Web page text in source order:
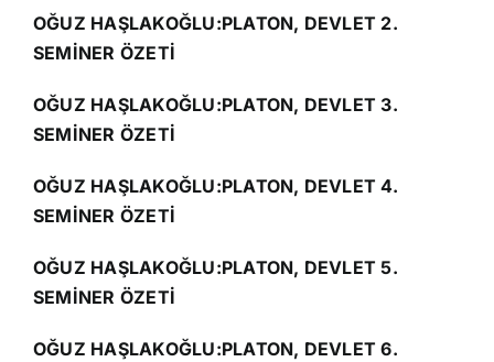
OĞUZ HAŞLAKOĞLU:PLATON, DEVLET 2.
SEMİNER ÖZETİ
OĞUZ HAŞLAKOĞLU:PLATON, DEVLET 3.
SEMİNER ÖZETİ
OĞUZ HAŞLAKOĞLU:PLATON, DEVLET 4.
SEMİNER ÖZETİ
OĞUZ HAŞLAKOĞLU:PLATON, DEVLET 5.
SEMİNER ÖZETİ
OĞUZ HAŞLAKOĞLU:PLATON, DEVLET 6.